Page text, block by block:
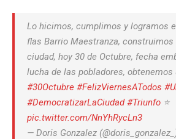
Lo hicimos, cumplimos y logramos
flas Barrio Maestranza, construimos
ciudad, hoy 30 de Octubre, fecha
lucha de las pobladores, obtenemos
#30Octubre #FelizViernesATodos
#DemocratizarLaCiudad #Triunfo ⭐
pic.twitter.com/NnYhRycLn3
— Doris Gonzalez